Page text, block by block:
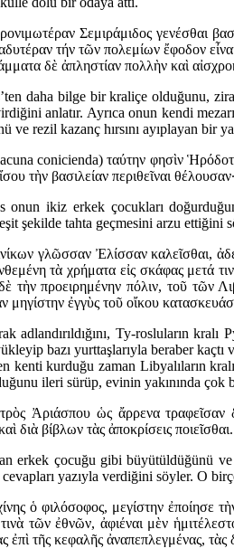
Σεμιράμιδος γενέσθαι
τήν τῶν πολεμίων ἔφοδον
δὲ ἀπληστίαν πολλὴν καὶ
daha bilge bir kraliçe olduğunu,
anlatır. Ayrıca onun kendi
ve rezil kazanç hırsını ayıplayan bir
conicienda) ταύτην φησὶν
τὴν βασιλείαν περιθεῖναι
ikiz erkek çocukları
şekilde tahta geçmesini arzu ettiğini
γλῶσσαν Ἐλίσσαν καλεῖσθαι,
τὰ χρήματα εἰς σκάφας
τὴν προειρημένην πόλιν, τοῦ τῶν
μηγίστην ἐγγὺς τοῦ οἴκου
Ty-rosluların
bazı yurttaşlarıyla beraber
kenti kurduğu zaman Libyalıların
ileri sürüp, evinin yakınında çok
Ἀριάσπου ὡς ἄρρενα τραφεῖσαν
διὰ βίβλων τὰς ἀποκρίσεις
erkek çocuğu gibi büyütüldüğünü
yazıyla verdiğini söyler. O
ὁ φιλόσοφος, μεγίστην ἐποίησε
τῶν ἐθνῶν, ἀφιέναι μὲν
ἐπὶ τῆς κεφαλῆς ἀναπεπλεγμένας, τὰς